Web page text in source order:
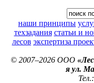
наши принципы
техзадания статьи и
лесов экспертиза
© 2007–2026 ООО
я ул.
Тел.: